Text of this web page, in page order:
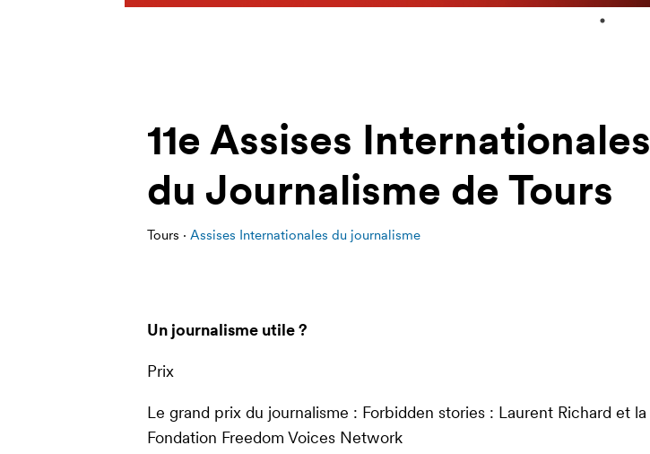
11e Assises Internationales
du Journalisme de Tours
Tours · Assises Internationales du journalisme
Un journalisme utile ?
Prix
Le grand prix du journalisme : Forbidden stories : Laurent Richard et la
Fondation Freedom Voices Network